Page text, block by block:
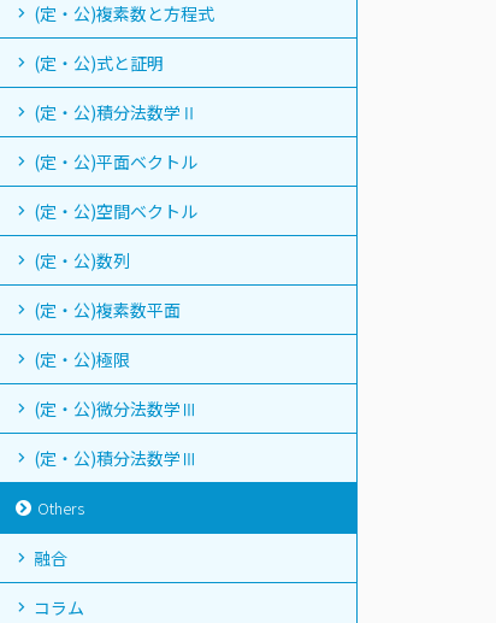
(定・公)複素数と方程式
(定・公)式と証明
(定・公)積分法数学Ⅱ
(定・公)平面ベクトル
(定・公)空間ベクトル
(定・公)数列
(定・公)複素数平面
(定・公)極限
(定・公)微分法数学Ⅲ
(定・公)積分法数学Ⅲ
Others
融合
コラム